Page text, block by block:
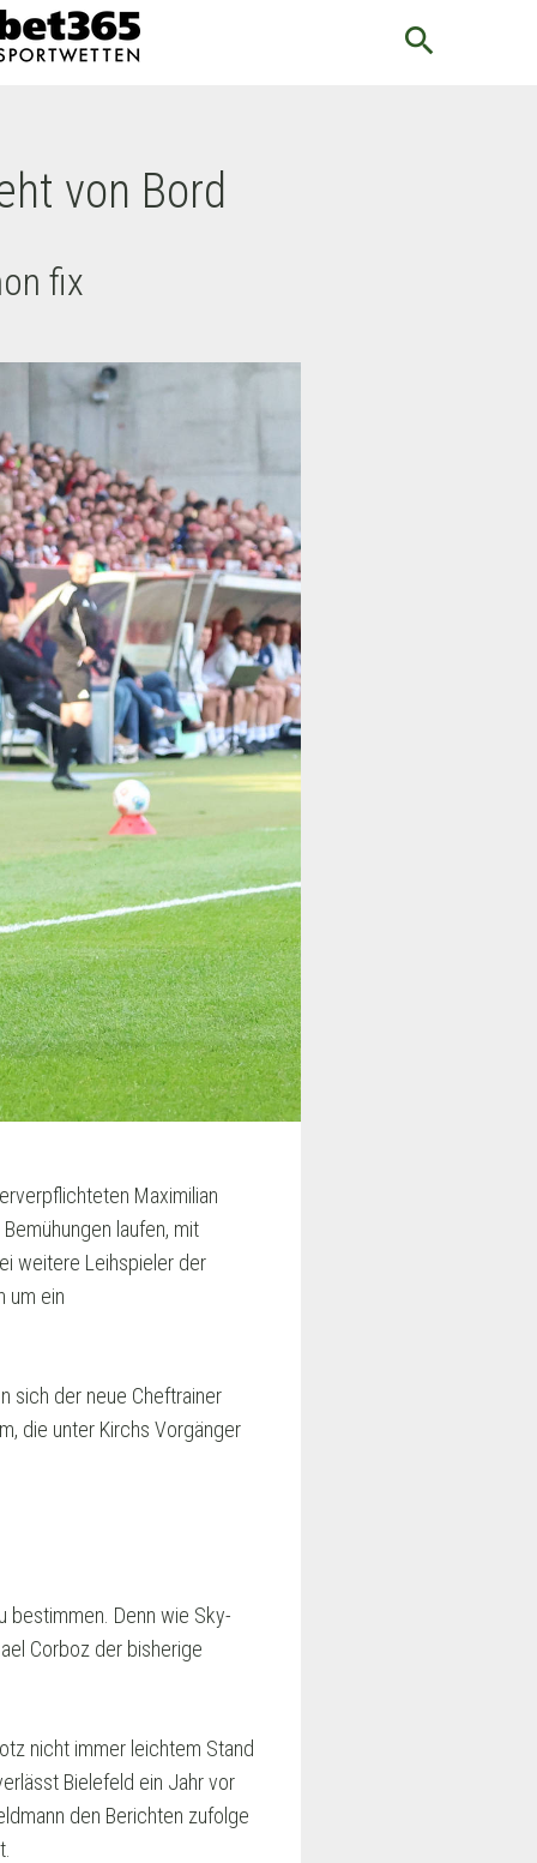
search
von Bord
fix
Maximilian
laufen, mit
weitere Leihspieler der
um ein
sich der neue Cheftrainer
die unter Kirchs Vorgänger
bestimmen. Denn wie Sky-
Corboz der bisherige
nicht immer leichtem Stand
Bielefeld ein Jahr vor
den Berichten zufolge